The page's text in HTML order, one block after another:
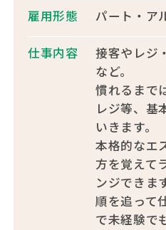
雇用形態 パート・ア
仕事内容
接客やレジ
など。
慣れるまで
レジ等、基
いきます。
本格的なエ
方を覚えて
ンジできま
順を追って
で未経験で